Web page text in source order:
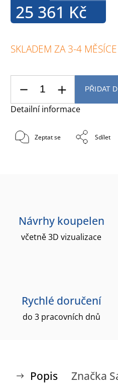
25 361 Kč
SKLADEM ZA 3-4 MĚSÍCE
PŘIDAT
Detailní informace
Zeptat se Sdílet
Návrhy koupelen
včetně 3D vizualizace
Rychlé doručení
do 3 pracovních dnů
Popis Značka